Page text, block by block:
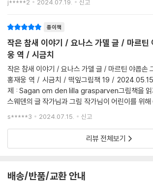
9.
은 일이 일어난다.
j*****2 2024.07.19. 신고
종이책
작은 참새 이야기 / 요나스 가델 글 / 마르틴
웅 역 / 시금치
작은 참새 이야기 / 요나스 가델 글 / 마르틴 야콥손
홍재웅 역 / 시금치 / 떡잎그림책 19 /
제 : Sagan om den lilla grasparven그림책을 읽
스웨덴의 글 작가님과 그림 작가님이 어린이를 위해
번째 그림책이네요.멋지고 예쁜 곳에 사는 작은 참
요.그림책 읽기푸른 박새는 무척이나 아름
s*****3 2024.07.15. 신고
리뷰 전체보기
배송/반품/교환 안내